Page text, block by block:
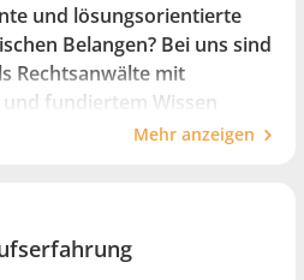
und lösungsorientierte
Belangen? Bei uns sind
Rechtsanwälte mit
fundiertem Wissen
rasch und effizient. Ihr
Mehr anzeigen